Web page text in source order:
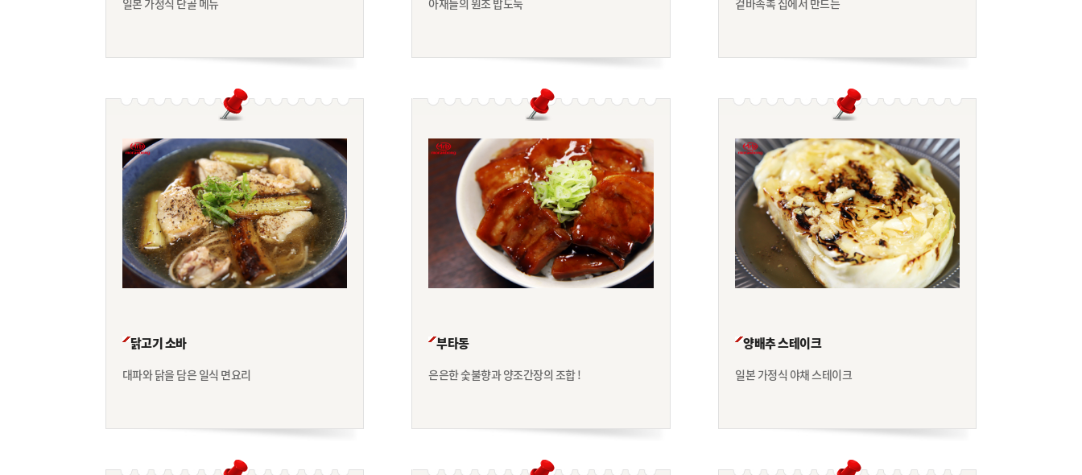
일본 가정식 단골 메뉴 아재들의 원조 밥도둑 겉바속촉 집에서 만드는
닭고기 소바
대파와 닭을 담은 일식 면요리
부타동
은은한 숯불향과 양조간장의 조합 !
양배추 스테이크
일본 가정식 야채 스테이크